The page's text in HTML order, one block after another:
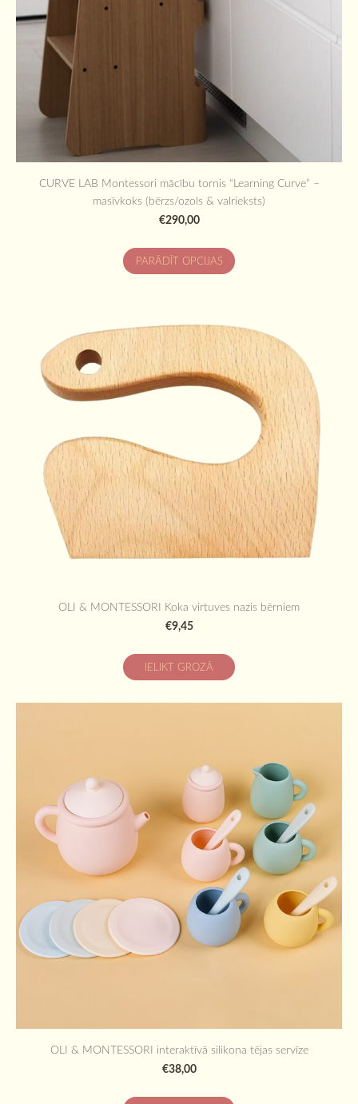
CURVE LAB Montessori mācību tornis “Learning Curve” –
masīvkoks (bērzs/ozols & valrieksts)
€290,00
PARĀDĪT OPCIJAS
OLI & MONTESSORI Koka virtuves nazis bērniem
€9,45
IELIKT GROZĀ
OLI & MONTESSORI interaktīvā silikona tējas servīze
€38,00